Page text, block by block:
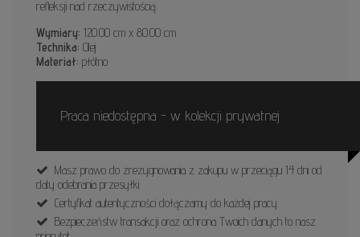
refleksji nad rzeczywistością.
Wymiary: 120.00 cm x 80.00 cm
Technika: Olej
Materiał: płótno
Praca niedostępna - w kolekcji prywatnej
Masz prawo do zrezygnowania z zakupu w przeciągu 14 dni od
daty odebrania przesyłki.
Certyfikat autentyczności dołączamy do każdej pracy.
Bezpieczeństw transakcji oraz ochrona Twoich danych to nasz